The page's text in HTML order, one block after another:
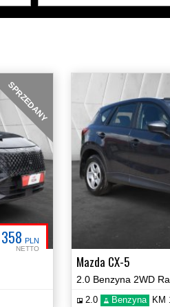
PLN
NETTO
SPRZEDANY
Mazda CX-5
2.0 Benzyna KM